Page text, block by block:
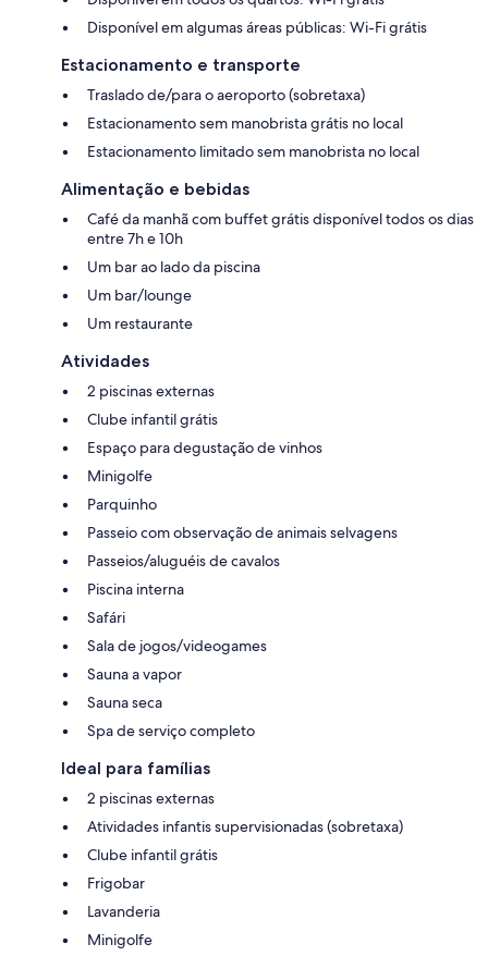
Disponível em algumas áreas públicas: Wi-Fi grátis
Estacionamento e transporte
Traslado de/para o aeroporto (sobretaxa)
Estacionamento sem manobrista grátis no local
Estacionamento limitado sem manobrista no local
Alimentação e bebidas
Café da manhã com buffet grátis disponível todos os dias
entre 7h e 10h
Um bar ao lado da piscina
Um bar/lounge
Um restaurante
Atividades
2 piscinas externas
Clube infantil grátis
Espaço para degustação de vinhos
Minigolfe
Parquinho
Passeio com observação de animais selvagens
Passeios/aluguéis de cavalos
Piscina interna
Safári
Sala de jogos/videogames
Sauna a vapor
Sauna seca
Spa de serviço completo
Ideal para famílias
2 piscinas externas
Atividades infantis supervisionadas (sobretaxa)
Clube infantil grátis
Frigobar
Lavanderia
Minigolfe